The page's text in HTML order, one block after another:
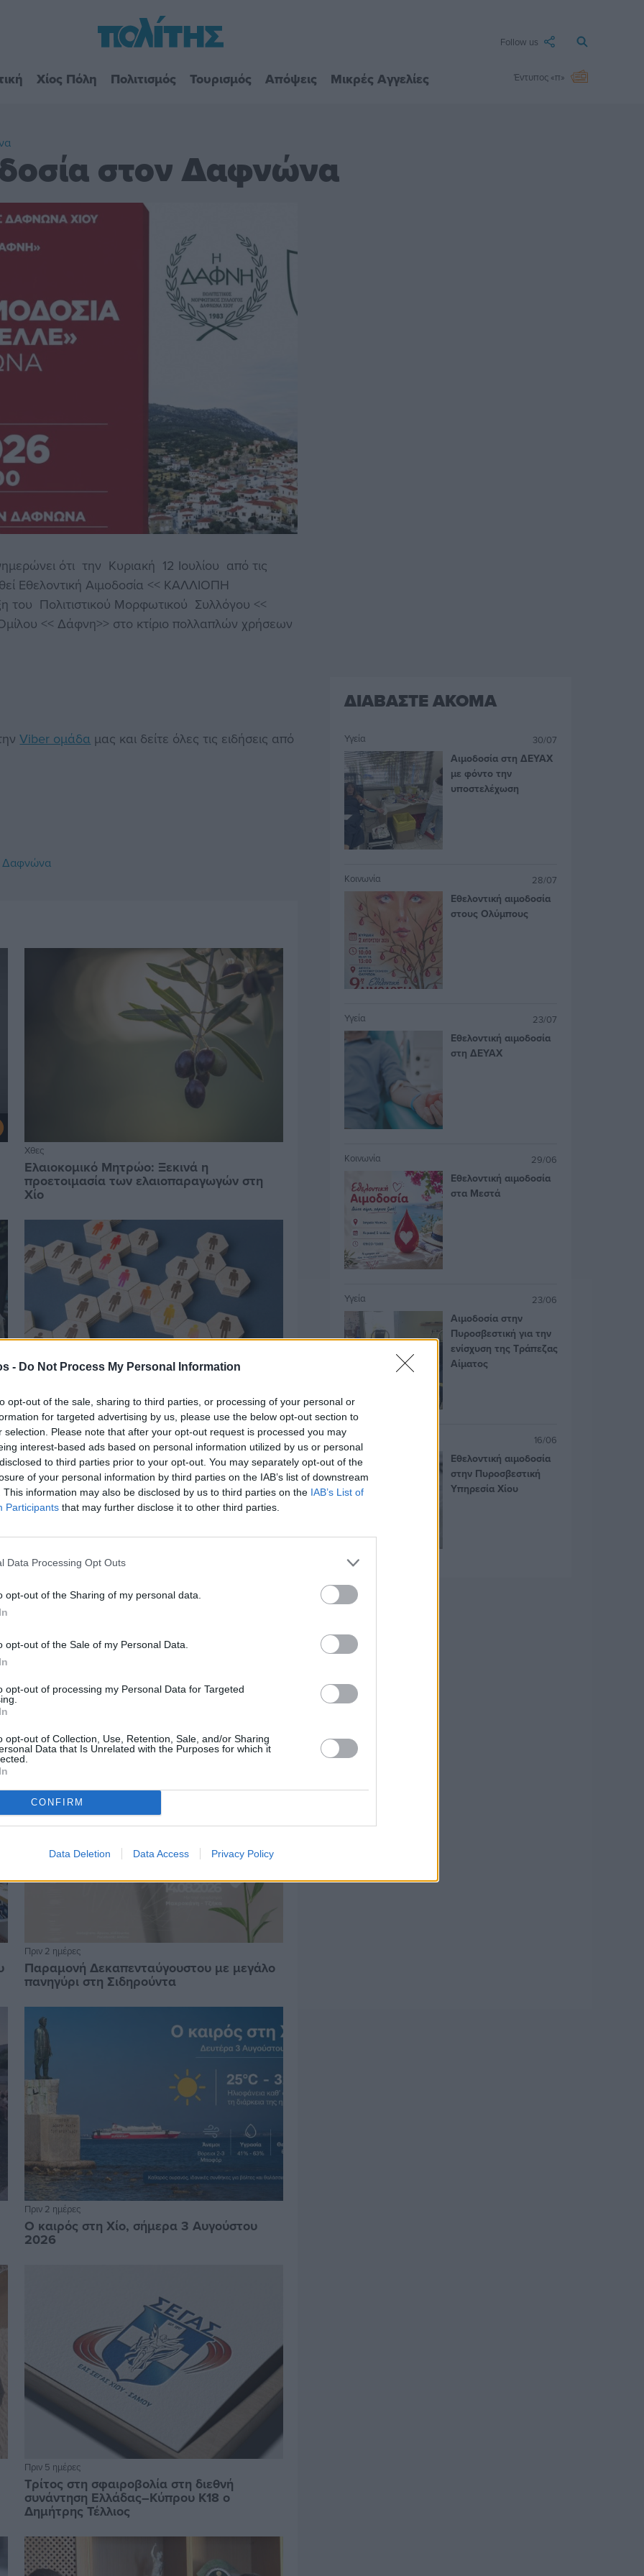
- Do Not Process My Personal Information
opt-out of the sale, sharing to third parties, or processing of your personal or
for targeted advertising by us, please use the below opt-out section to
selection. Please note that after your opt-out request is processed you may
interest-based ads based on personal information utilized by us or personal
to third parties prior to your opt-out. You may separately opt-out of the
of your personal information by third parties on the IAB’s list of downstream
This information may also be disclosed by us to third parties on the IAB’s List of
Participants that may further disclose it to other third parties.
Data Processing Opt Outs
opt-out of the Sharing of my personal data.
opt-out of the Sale of my Personal Data.
opt-out of processing my Personal Data for Targeted
opt-out of Collection, Use, Retention, Sale, and/or Sharing
Data that Is Unrelated with the Purposes for which it
CONFIRM
Data Deletion Data Access Privacy Policy
Follow us
Χίος Πόλη Πολιτισμός Τουρισμός Απόψεις Μικρές Αγγελίες Έντυπος «π»
στον Δαφνώνα
ότι την Κυριακή 12 Ιουλίου από τις
Εθελοντική Αιμοδοσία << ΚΑΛΛΙΟΠΗ
Πολιτιστικού Μορφωτικού Συλλόγου <<
<< Δάφνη>> στο κτίριο πολλαπλών χρήσεων
Viber ομάδα μας και δείτε όλες τις ειδήσεις από
Χθες
Ελαιοκομικό Μητρώο: Ξεκινά η
προετοιμασία των ελαιοπαραγωγών στη
Χίο
Χθες
Αδειάζουν τα νησιά – Το δημογραφικό στο
«κόκκινο»
Οδηγοί Δασικών Υπηρεσιών: Ζητούν
Πριν 2 ημέρες
Παραμονή Δεκαπενταύγουστου με μεγάλο
πανηγύρι στη Σιδηρούντα
Πριν 2 ημέρες
Ο καιρός στη Χίο, σήμερα 3 Αυγούστου
2026
Πριν 5 ημέρες
Τρίτος στη σφαιροβολία στη διεθνή
συνάντηση Ελλάδας–Κύπρου Κ18 ο
Δημήτρης Τέλλιος
ΔΙΑΒΑΣΤΕ ΑΚΟΜΑ
Υγεία 30/07
Αιμοδοσία στη ΔΕΥΑΧ
με φόντο την
υποστελέχωση
Κοινωνία 28/07
Εθελοντική αιμοδοσία
στους Ολύμπους
Υγεία 23/07
Εθελοντική αιμοδοσία
στη ΔΕΥΑΧ
Κοινωνία 29/06
Εθελοντική αιμοδοσία
στα Μεστά
Υγεία 23/06
Αιμοδοσία στην
Πυροσβεστική για την
ενίσχυση της Τράπεζας
Αίματος
Κοινωνία 16/06
Εθελοντική αιμοδοσία
στην Πυροσβεστική
Υπηρεσία Χίου